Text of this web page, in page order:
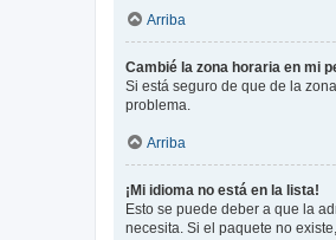
Arriba
Cambié la zona horaria en mi
Si está seguro de que de la
problema.
Arriba
¡Mi idioma no está en la lista!
Esto se puede deber a que la
necesita. Si el paquete no